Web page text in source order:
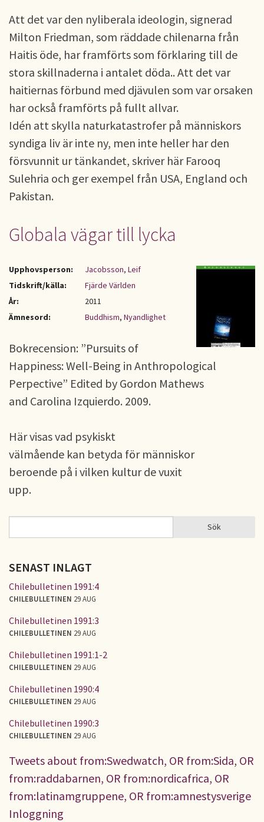
Att det var den nyliberala ideologin, signerad
Milton Friedman, som räddade chilenarna från
Haitis öde, har framförts som förklaring till de
stora skillnaderna i antalet döda.. Att det var
haitiernas förbund med djävulen som var orsaken
har också framförts på fullt allvar.
Idén att skylla naturkatastrofer på människors
syndiga liv är inte ny, men inte heller har den
försvunnit ur tänkandet, skriver här Farooq
Sulehria och ger exempel från USA, England och
Pakistan.
Globala vägar till lycka
Upphovsperson:
Jacobsson, Leif
Tidskrift/källa:
Fjärde Världen
År:
2011
Ämnesord:
Buddhism, Nyandlighet
Bokrecension: ”Pursuits of
Happiness: Well-Being in Anthropological
Perpective” Edited by Gordon Mathews
and Carolina Izquierdo. 2009.
Här visas vad psykiskt
välmående kan betyda för människor
beroende på i vilken kultur de vuxit
upp.
SÖKFORMULÄR Sök
SENAST INLAGT
Chilebulletinen 1991:4
CHILEBULLETINEN 29 AUG
Chilebulletinen 1991:3
CHILEBULLETINEN 29 AUG
Chilebulletinen 1991:1-2
CHILEBULLETINEN 29 AUG
Chilebulletinen 1990:4
CHILEBULLETINEN 29 AUG
Chilebulletinen 1990:3
CHILEBULLETINEN 29 AUG
Tweets about from:Swedwatch, OR from:Sida, OR
from:raddabarnen, OR from:nordicafrica, OR
from:latinamgruppene, OR from:amnestysverige
Inloggning